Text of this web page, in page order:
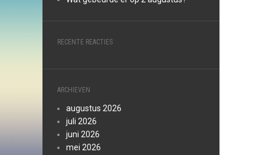
RECENTE REACTIES
ARCHIEVEN
augustus 2026
juli 2026
juni 2026
mei 2026